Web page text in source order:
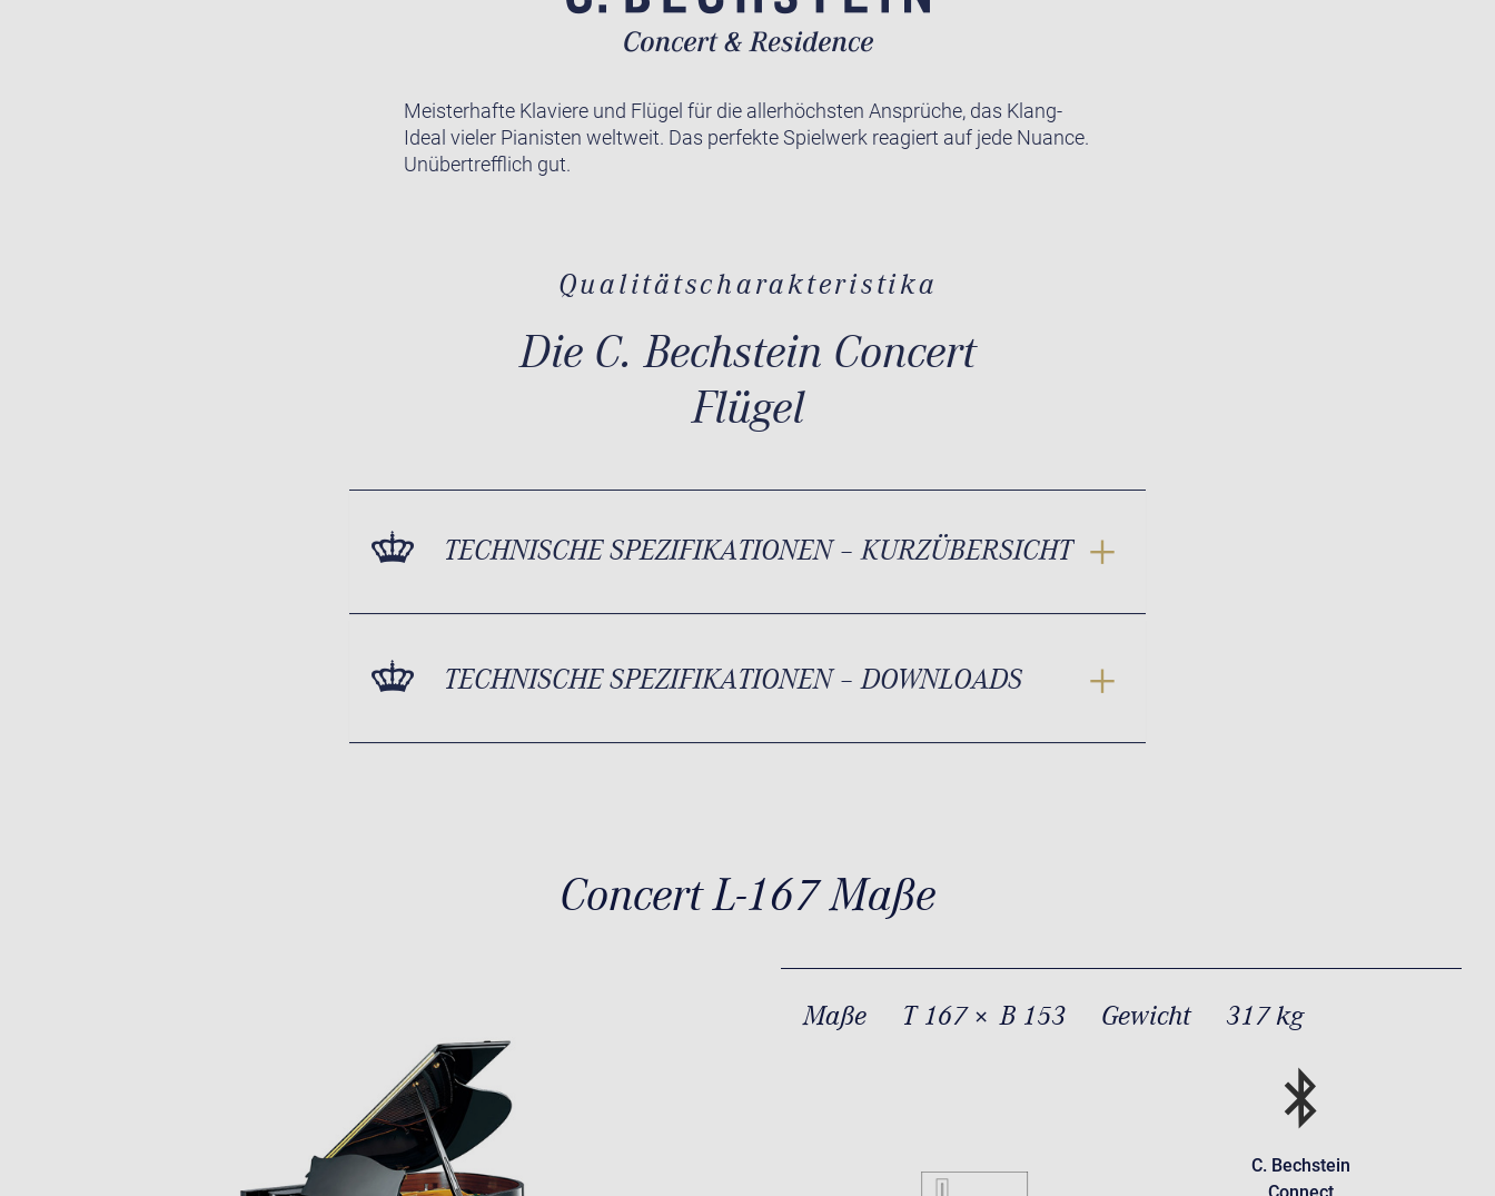
Meisterhafte Klaviere und Flügel für die allerhöchsten Ansprüche, das Klang-
Ideal vieler Pianisten weltweit. Das perfekte Spielwerk reagiert auf jede Nuance.
Unübertrefflich gut.
Qualitätscharakteristika
Die C. Bechstein Concert
Flügel
TECHNISCHE SPEZIFIKATIONEN – KURZÜBERSICHT
TECHNISCHE SPEZIFIKATIONEN – DOWNLOADS
Concert L-167 Maße
Maße T 167 × B 153 Gewicht 317 kg
C. Bechstein